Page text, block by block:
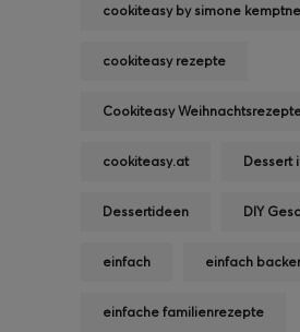
cookiteasy by simone
cookiteasy rezepte
Cookiteasy
cookiteasy.at Dessert
Dessertideen DIY
einfach einfach
einfache familienrezepte